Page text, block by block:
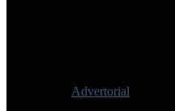
Advertorial